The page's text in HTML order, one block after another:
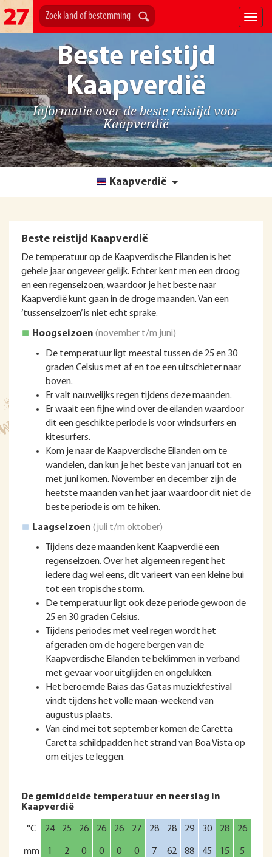
Beste reistijd
Kaapverdië
Informatie over de beste reistijd voor
Kaapverdië
Kaapverdië
Beste reistijd Kaapverdië
De temperatuur op de Kaapverdische Eilanden is het
gehele jaar ongeveer gelijk. Echter kent men een droog
en een regenseizoen, waardoor je het beste naar
Kaapverdië kunt gaan in de droge maanden. Van een
‘tussenseizoen’ is niet echt sprake.
Hoogseizoen (november t/m juni)
De temperatuur ligt meestal tussen de 25 en 30
graden Celsius met af en toe een uitschieter naar
boven.
Er valt nauwelijks regen tijdens deze maanden.
Er waait een fijne wind over de eilanden waardoor
dit een geschikte periode is voor windsurfers en
kitesurfers.
Kom je naar de Kaapverdische Eilanden om te
wandelen, dan kun je het beste van januari tot en
met juni komen. November en december zijn de
heetste maanden van het jaar waardoor dit niet de
beste periode is om te hiken.
Laagseizoen (juli t/m oktober)
Tijdens deze maanden kent Kaapverdië een
regenseizoen. Over het algemeen regent het
iedere dag wel eens, dit varieert van een kleine bui
tot een tropische storm.
De temperatuur ligt ook deze periode gewoon de
25 en 30 graden Celsius.
Tijdens periodes met veel regen wordt het
afgeraden om de hogere bergen van de
Kaapverdische Eilanden te beklimmen in verband
met gevaar voor uitglijden en ongelukken.
Het beroemde Baias das Gatas muziekfestival
vindt tijdens het volle maan-weekend van
augustus plaats.
Van eind mei tot september komen de Caretta
Caretta schildpadden het strand van Boa Vista op
om eitjes te leggen.
De gemiddelde temperatuur en neerslag in
Kaapverdië
°C 24 25 26 26 26 27 28 28 29 30 28 26
mm 1 2 0 0 0 0 7 62 88 45 15 5